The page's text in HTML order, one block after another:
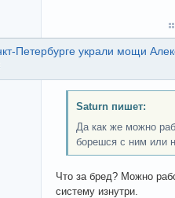
Петербурге украли мощи
Saturn пишет:
Да как же можно
борешся с ним или
Что за бред? Можно
систему изнутри.